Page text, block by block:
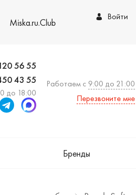
Miska.ru.Club Войти
56 55
43 55
до 18:00
Работаем с 9:00 до 21:00
Перезвоните мне
Бренды